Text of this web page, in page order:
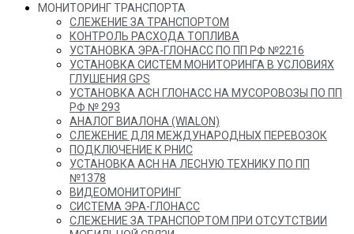
МОНИТОРИНГ ТРАНСПОРТА
СЛЕЖЕНИЕ ЗА ТРАНСПОРТОМ
КОНТРОЛЬ РАСХОДА ТОПЛИВА
УСТАНОВКА ЭРА-ГЛОНАСС ПО ПП РФ №2216
УСТАНОВКА СИСТЕМ МОНИТОРИНГА В УСЛОВИЯХ
ГЛУШЕНИЯ GPS
УСТАНОВКА АСН ГЛОНАСС НА МУСОРОВОЗЫ ПО ПП
РФ № 293
АНАЛОГ ВИАЛОНА (WIALON)
СЛЕЖЕНИЕ ДЛЯ МЕЖДУНАРОДНЫХ ПЕРЕВОЗОК
ПОДКЛЮЧЕНИЕ К РНИС
УСТАНОВКА АСН НА ЛЕСНУЮ ТЕХНИКУ ПО ПП
№1378
ВИДЕОМОНИТОРИНГ
СИСТЕМА ЭРА-ГЛОНАСС
СЛЕЖЕНИЕ ЗА ТРАНСПОРТОМ ПРИ ОТСУТСТВИИ